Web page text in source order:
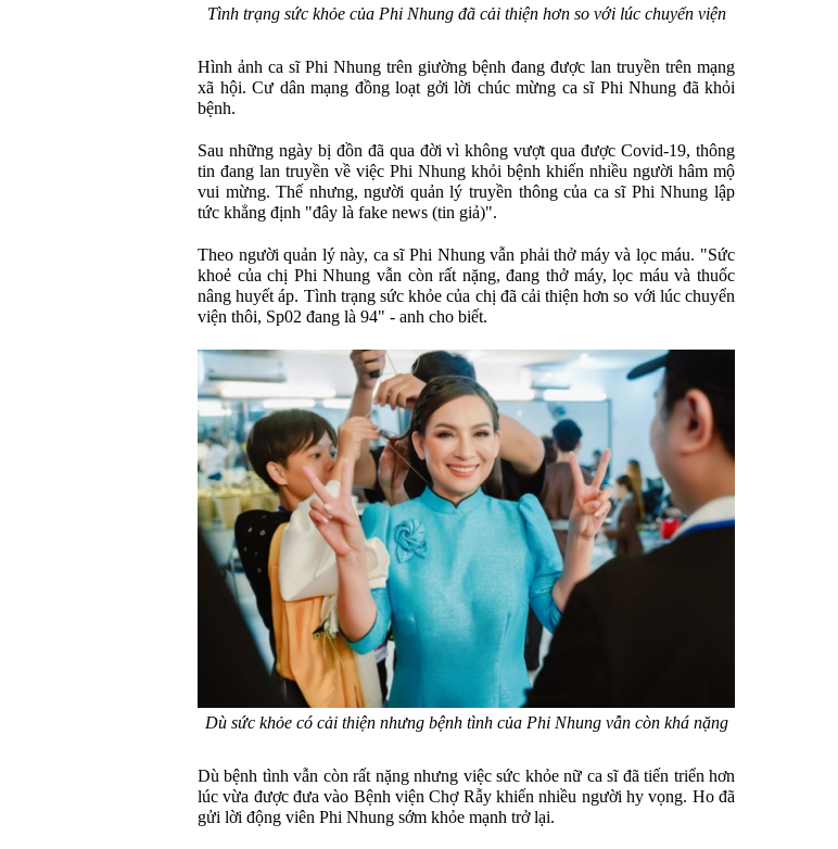
Tình trạng sức khỏe của Phi Nhung đã cải thiện hơn so với lúc chuyển viện
Hình ảnh ca sĩ Phi Nhung trên giường bệnh đang được lan truyền trên mạng
xã hội. Cư dân mạng đồng loạt gởi lời chúc mừng ca sĩ Phi Nhung đã khỏi
bệnh.
Sau những ngày bị đồn đã qua đời vì không vượt qua được Covid-19, thông
tin đang lan truyền về việc Phi Nhung khỏi bệnh khiến nhiều người hâm mộ
vui mừng. Thế nhưng, người quản lý truyền thông của ca sĩ Phi Nhung lập
tức khẳng định "đây là fake news (tin giả)".
Theo người quản lý này, ca sĩ Phi Nhung vẫn phải thở máy và lọc máu. "Sức
khoẻ của chị Phi Nhung vẫn còn rất nặng, đang thở máy, lọc máu và thuốc
nâng huyết áp. Tình trạng sức khỏe của chị đã cải thiện hơn so với lúc chuyển
viện thôi, Sp02 đang là 94" - anh cho biết.
Dù sức khỏe có cải thiện nhưng bệnh tình của Phi Nhung vẫn còn khá nặng
Dù bệnh tình vẫn còn rất nặng nhưng việc sức khỏe nữ ca sĩ đã tiến triển hơn
lúc vừa được đưa vào Bệnh viện Chợ Rẫy khiến nhiều người hy vọng. Ho đã
gửi lời động viên Phi Nhung sớm khỏe mạnh trở lại.